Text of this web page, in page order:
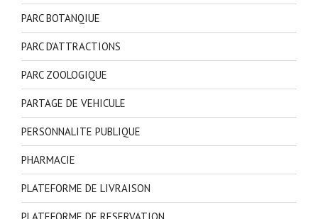
PARC BOTANQIUE
PARC D'ATTRACTIONS
PARC ZOOLOGIQUE
PARTAGE DE VEHICULE
PERSONNALITE PUBLIQUE
PHARMACIE
PLATEFORME DE LIVRAISON